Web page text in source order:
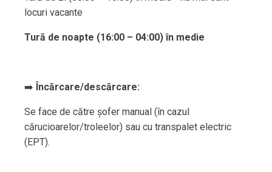
locuri vacante
Tură de noapte (16:00 – 04:00) în medie
➡️ Încărcare/descărcare:
Se face de către șofer manual (în cazul
cărucioarelor/troleelor) sau cu transpalet electric
(EPT).